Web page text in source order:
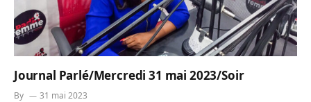
Journal Parlé/Mercredi 31 mai 2023/Soir
By 31 mai 2023